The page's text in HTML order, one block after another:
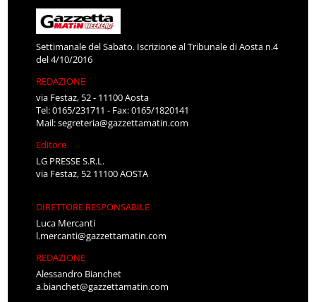
Settimanale del Sabato. Iscrizione al Tribunale di Aosta n.4
del 4/10/2016
REDAZIONE
via Festaz, 52 - 11100 Aosta
Tel: 0165/231711 - Fax: 0165/1820141
Mail:segreteria@gazzettamatin.com
Editore
LG PRESSE S.R.L.
via Festaz, 52 11100 AOSTA
DIRETTORE RESPONSABILE
Luca Mercanti
l.mercanti@gazzettamatin.com
REDAZIONE
Alessandro Bianchet
a.bianchet@gazzettamatin.com